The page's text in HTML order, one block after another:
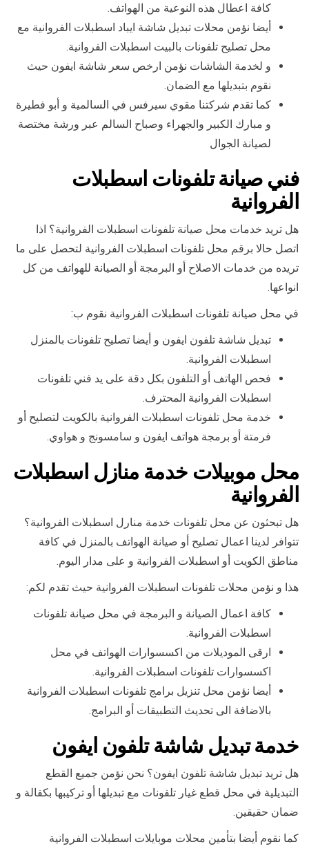
كافة اعطال هذه النوعية من الهواتف.
أيضا نؤمن محلات تبديل شاشة ايباد اسطبلات الفروانية مع
محل تصليح تلفونات بالبيت اسطبلات الفروانية.
و لخدمة الشاشات نؤمن ارخص سعر شاشة ايفون حيث
نقوم بتبديلها مع الضمان.
كما تقدم شركتنا مقوي سيرفس في السالمية و أبو فطيرة
و مبارك الكبير والجهراء وصباح السالم عبر ورشة مختصة
لصيانة الجوال
فني صيانة تلفونات اسطبلات
الفروانية
هل تريد خدمات محل صيانة تلفونات اسطبلات الفروانية؟ اذا
اتصل حالا برقم محل تلفونات اسطبلات الفروانية لتحصل على ما
تريده من خدمات الاصلاح أو البرمجة أو الصيانة للهواتف من كل
انواعها.
في محل صيانة تلفونات اسطبلات الفروانية نقوم ب:
تبديل شاشة تلفون ايفون و أيضا تصليح تلفونات بالمنزل
اسطبلات الفروانية.
فحص الهاتف أو التلفون بكل دقة على يد فني تلفونات
اسطبلات الفروانية المحترف.
خدمة محل تلفونات اسطبلات الفروانية بالكويت لتصليح أو
فرمتة أو برمجة هواتف ايفون و سامسونج و هواوي.
محل موبيلات خدمة منازل اسطبلات
الفروانية
هل تبحثون عن محل تلفونات خدمة منارل اسطبلات الفروانية؟
تتوافر لدينا اعمال تصليح أو صيانة الهواتف بالمنزل في كافة
مناطق الكويت أو اسطبلات الفروانية و على مدار اليوم.
هذا و نؤمن محلات تلفونات اسطبلات الفروانية حيث تقدم لكم:
كافة اعمال الصيانة و البرمجة في محل صيانة تلفونات
اسطبلات الفروانية.
ارقى الموديلات من اكسسوارات الهواتف في محل
اكسسوارات تلفونات اسطبلات الفروانية.
أيضا نؤمن محل تنزيل برامج تلفونات اسطبلات الفروانية
بالاضافة الى تحديث التطبيقات أو البرامج.
خدمة تبديل شاشة تلفون ايفون
هل تريد تبديل شاشة تلفون ايفون؟ نحن نؤمن جميع القطع
التبديلية في محل قطع غيار تلفونات مع تبديلها أو تركيبها بكفالة و
ضمان حقيقين.
كما نقوم أيضا بتأمين محلات موبايلات اسطبلات الفروانية